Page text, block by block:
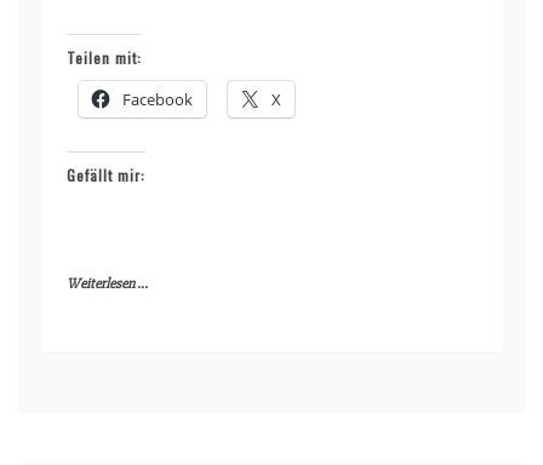
Teilen mit:
Facebook X
Gefällt mir:
Weiterlesen ...